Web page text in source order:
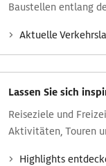
Baustellen entlang
Aktuelle
Lassen Sie sich
Reise­ziele und
Aktivitäten, Touren
Highlights